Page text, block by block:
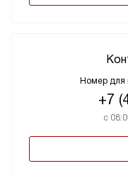
Номер для
+7
с